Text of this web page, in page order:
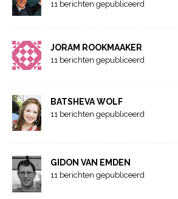
11 berichten gepubliceerd
JORAM ROOKMAAKER
11 berichten gepubliceerd
BATSHEVA WOLF
11 berichten gepubliceerd
GIDON VAN EMDEN
11 berichten gepubliceerd